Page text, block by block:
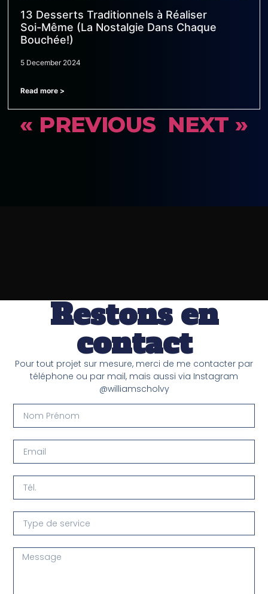
13 Desserts Traditionnels à Réaliser
Soi-Même (La Nostalgie Dans Chaque
Bouchée!)
5 December 2024
Read more >
« PREVIOUS NEXT »
Restons en
contact
Pour tout projet sur mesure, merci de me contacter par
téléphone ou par mail, mais aussi via Instagram
@williamscholvy